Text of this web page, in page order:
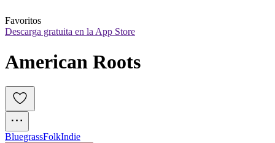
Favoritos
Descarga gratuita en la App Store
American Roots
BluegrassFolkIndie